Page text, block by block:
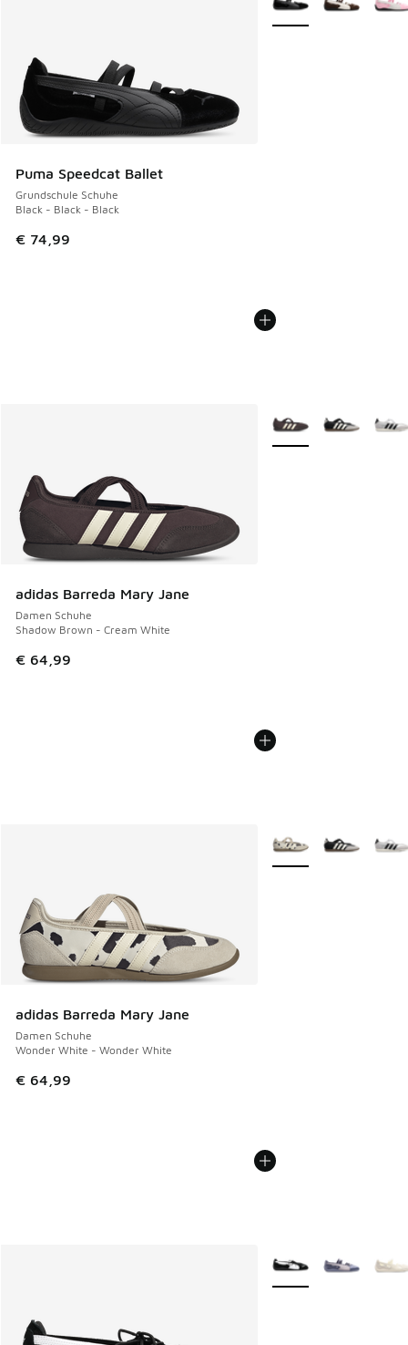
Puma Speedcat Ballet
Grundschule Schuhe
Black - Black - Black
€ 74,99
adidas Barreda Mary Jane
Damen Schuhe
Shadow Brown - Cream White
€ 64,99
Weitere Farben
adidas Barreda Mary Jane
Damen Schuhe
Wonder White - Wonder White
€ 64,99
Weitere Farben
Weitere Farben